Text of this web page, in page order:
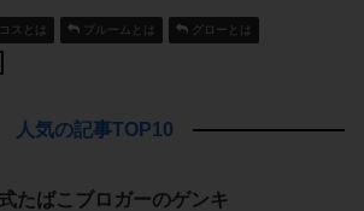
スとは プルームとは グローとは
人気の記事TOP10
たばこブロガーのゲンキ